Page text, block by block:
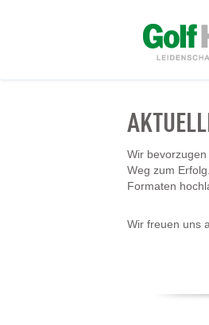
Wir
Weg zum
Formaten
Wir freuen uns